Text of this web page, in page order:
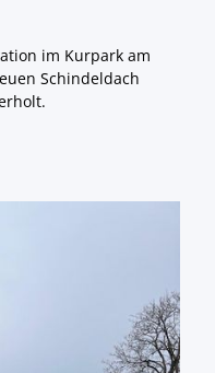
im Kurpark am
Schindeldach